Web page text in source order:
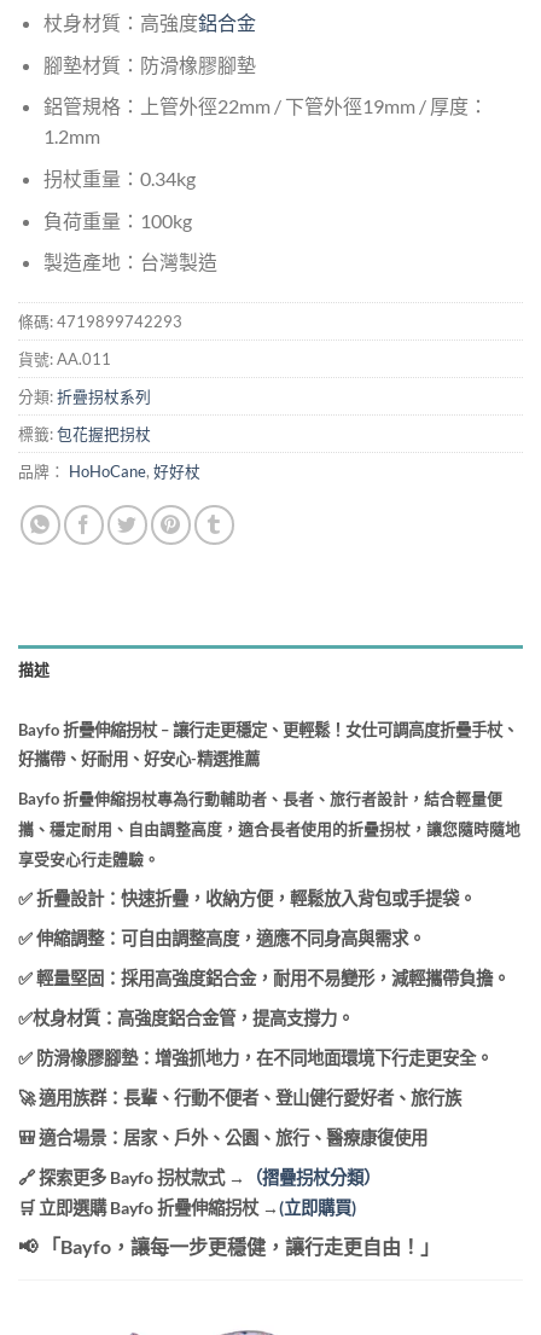
杖身材質：高強度鋁合金
腳墊材質：防滑橡膠腳墊
鋁管規格：上管外徑22mm / 下管外徑19mm / 厚度：
1.2mm
拐杖重量：0.34kg
負荷重量：100kg
製造產地：台灣製造
條碼:4719899742293
貨號:AA.011
分類:折疊拐杖系列
標籤:包花握把拐杖
品牌： HoHoCane, 好好杖
描述
Bayfo 折疊伸縮拐杖 – 讓行走更穩定、更輕鬆！女仕可調高度折疊手杖、
好攜帶、好耐用、好安心-精選推薦
Bayfo 折疊伸縮拐杖專為行動輔助者、長者、旅行者設計，結合輕量便
攜、穩定耐用、自由調整高度，適合長者使用的折疊拐杖，讓您隨時隨地
享受安心行走體驗。
✅ 折疊設計：快速折疊，收納方便，輕鬆放入背包或手提袋。
✅ 伸縮調整：可自由調整高度，適應不同身高與需求。
✅ 輕量堅固：採用高強度鋁合金，耐用不易變形，減輕攜帶負擔。
✅杖身材質：高強度鋁合金管，提高支撐力。
✅ 防滑橡膠腳墊：增強抓地力，在不同地面環境下行走更安全。
🚀 適用族群：長輩、行動不便者、登山健行愛好者、旅行族
🎒 適合場景：居家、戶外、公園、旅行、醫療康復使用
🔗探索更多 Bayfo 拐杖款式→
（摺疊拐杖分類）
🛒立即選購 Bayfo 折疊伸縮拐杖→(立即購買)
📢 「Bayfo，讓每一步更穩健，讓行走更自由！」